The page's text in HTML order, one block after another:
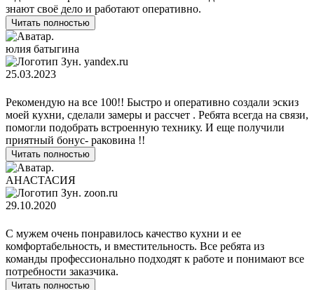
знают своё дело и работают оперативно.
Читать полностью
юлия батыгина
yandex.ru
25.03.2023
Рекомендую на все 100!! Быстро и оперативно создали эскиз
моей кухни, сделали замеры и рассчет . Ребята всегда на связи,
помогли подобрать встроенную технику. И еще получили
приятный бонус- раковина !!
Читать полностью
АНАСТАСИЯ
zoon.ru
29.10.2020
С мужем очень понравилось качество кухни и ее
комфортабельность, и вместительность. Все ребята из
команды профессионально подходят к работе и понимают все
потребности заказчика.
Читать полностью